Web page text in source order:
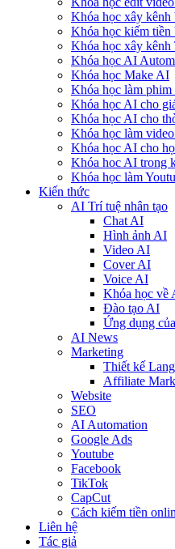
Khóa học xây kênh
Khóa học kiếm tiền
Khóa học xây
Khóa học AI
Khóa học Make AI
Khóa học làm
Khóa học AI cho
Khóa học AI cho
Khóa học làm
Khóa học AI cho
Khóa hoc AI trong
Khóa học làm
Kiến thức
AI Trí tuệ nhân tạo
Chat AI
Hình ảnh AI
Video AI
Cover AI
Voice AI
Khóa học về
Đào tạo AI
Ứng dụng
AI News
Marketing
Thiết kế
Affiliate
Website
SEO
AI Automation
Google Ads
Youtube
Facebook
TikTok
CapCut
Cách kiếm tiền
Liên hệ
Tác giả